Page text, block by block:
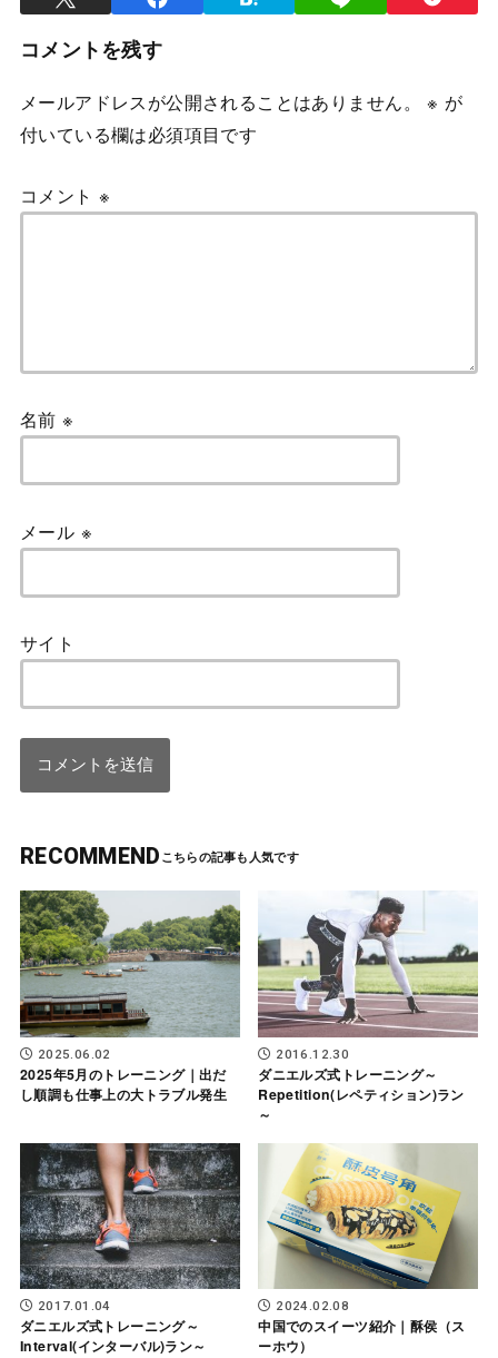
コメントを残す
メールアドレスが公開されることはありません。 ※ が
付いている欄は必須項目です
コメント ※
名前※
メール ※
サイト
RECOMMEND
2025.06.02
2025年5月のトレーニング｜出だ
し順調も仕事上の大トラブル発生
2016.12.30
ダニエルズ式トレーニング～
Repetition(レペティション)ラン
～
2017.01.04
ダニエルズ式トレーニング～
Interval(インターバル)ラン～
2024.02.08
中国でのスイーツ紹介｜酥侯（ス
ーホウ）